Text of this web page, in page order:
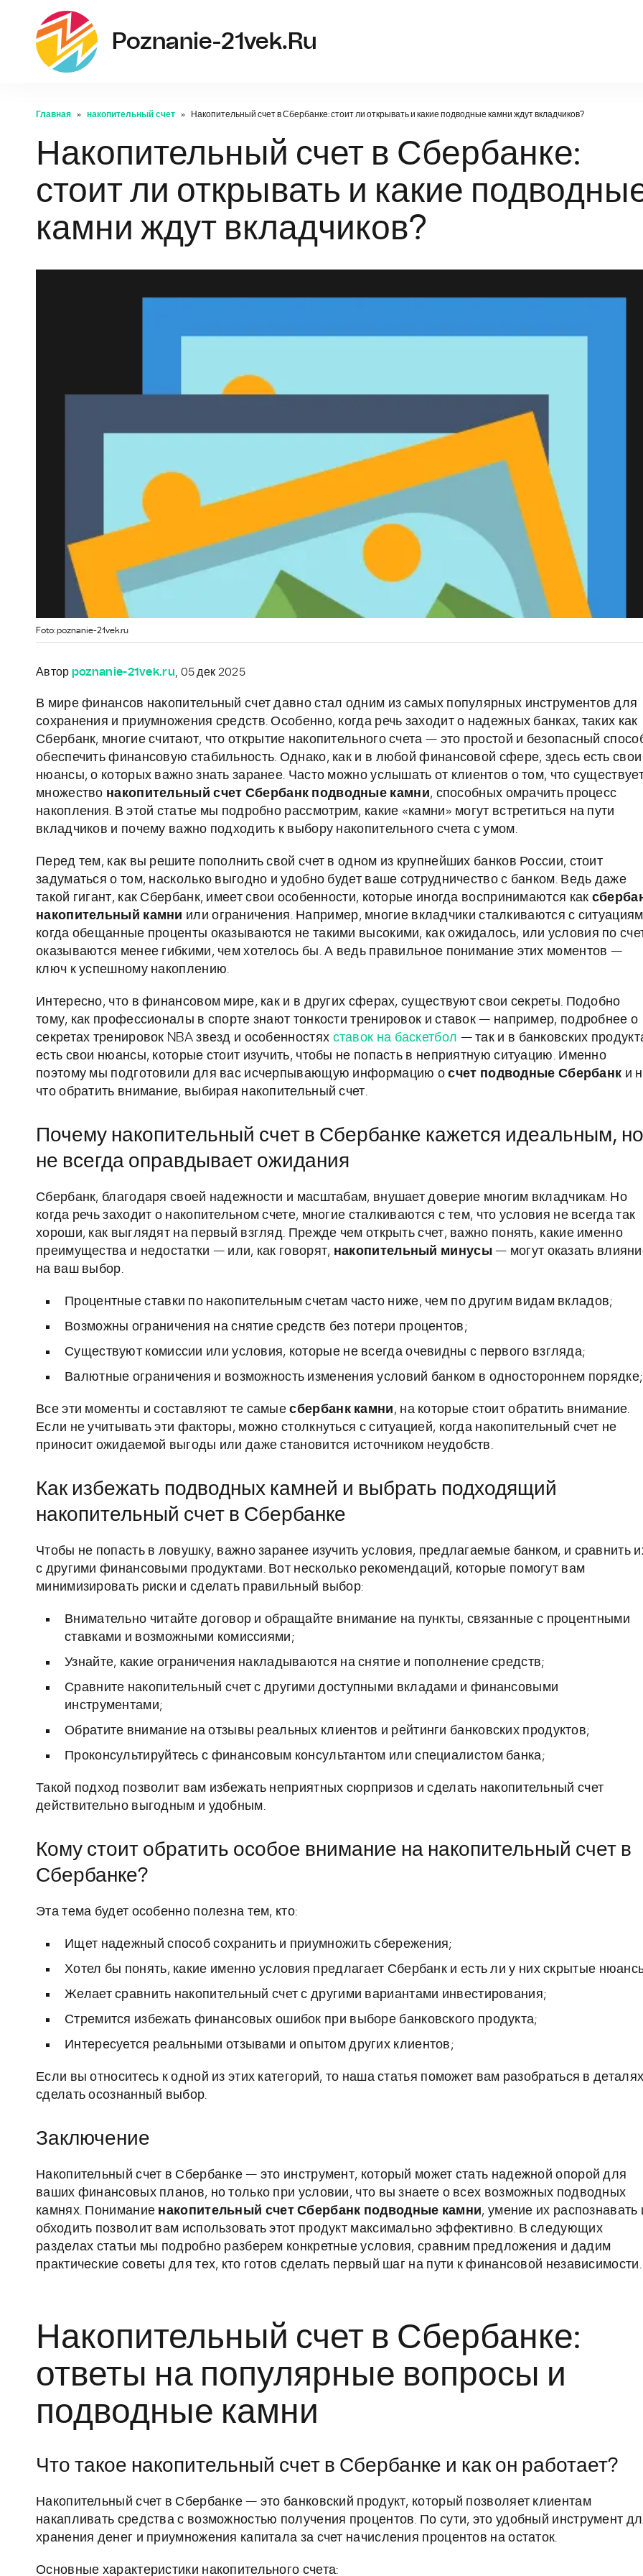
Poznanie-21vek.ru
Главная накопительный счет Накопительный счет в Сбербанке: стоит ли открывать и какие подводные камни ждут вкладчиков?
Накопительный счет в Сбербанке:
стоит ли открывать и какие
камни ждут вкладчиков?
Foto: poznanie-21vek.ru
Автор poznanie-21vek.ru, 05 дек 2025
В мире финансов накопительный счет давно стал одним из самых популярных инструментов для
сохранения и приумножения средств. Особенно, когда речь заходит о надежных банках, таких как
Сбербанк, многие считают, что открытие накопительного счета — это простой и безопасный
обеспечить финансовую стабильность. Однако, как и в любой финансовой сфере, здесь есть свои
нюансы, о которых важно знать заранее. Часто можно услышать от клиентов о том, что
множество накопительный счет Сбербанк подводные камни, способных омрачить процесс
накопления. В этой статье мы подробно рассмотрим, какие «камни» могут встретиться на пути
вкладчиков и почему важно подходить к выбору накопительного счета с умом.
Перед тем, как вы решите пополнить свой счет в одном из крупнейших банков России, стоит
задуматься о том, насколько выгодно и удобно будет ваше сотрудничество с банком. Ведь даже
такой гигант, как Сбербанк, имеет свои особенности, которые иногда воспринимаются как
накопительный камни или ограничения. Например, многие вкладчики сталкиваются с
когда обещанные проценты оказываются не такими высокими, как ожидалось, или условия по
оказываются менее гибкими, чем хотелось бы. А ведь правильное понимание этих моментов —
ключ к успешному накоплению.
Интересно, что в финансовом мире, как и в других сферах, существуют свои секреты. Подобно
тому, как профессионалы в спорте знают тонкости тренировок и ставок — например, подробнее о
секретах тренировок NBA звезд и особенностях ставок на баскетбол — так и в банковских
есть свои нюансы, которые стоит изучить, чтобы не попасть в неприятную ситуацию. Именно
поэтому мы подготовили для вас исчерпывающую информацию осчет подводные Сбербанк и
что обратить внимание, выбирая накопительный счет.
Почему накопительный счет в Сбербанке кажется идеальным, но
не всегда оправдывает ожидания
Сбербанк, благодаря своей надежности и масштабам, внушает доверие многим вкладчикам. Но
когда речь заходит о накопительном счете, многие сталкиваются с тем, что условия не всегда так
хороши, как выглядят на первый взгляд. Прежде чем открыть счет, важно понять, какие именно
преимущества и недостатки — или, как говорят, накопительный минусы— могут оказать
на ваш выбор.
Процентные ставки по накопительным счетам часто ниже, чем по другим видам вкладов;
Возможны ограничения на снятие средств без потери процентов;
Существуют комиссии или условия, которые не всегда очевидны с первого взгляда;
Валютные ограничения и возможность изменения условий банком в одностороннем порядке;
Все эти моменты и составляют те самыесбербанк камни, на которые стоит обратить внимание.
Если не учитывать эти факторы, можно столкнуться с ситуацией, когда накопительный счет не
приносит ожидаемой выгоды или даже становится источником неудобств.
Как избежать подводных камней и выбрать подходящий
накопительный счет в Сбербанке
Чтобы не попасть в ловушку, важно заранее изучить условия, предлагаемые банком, и сравнить
с другими финансовыми продуктами. Вот несколько рекомендаций, которые помогут вам
минимизировать риски и сделать правильный выбор:
Внимательно читайте договор и обращайте внимание на пункты, связанные с процентными
ставками и возможными комиссиями;
Узнайте, какие ограничения накладываются на снятие и пополнение средств;
Сравните накопительный счет с другими доступными вкладами и финансовыми
инструментами;
Обратите внимание на отзывы реальных клиентов и рейтинги банковских продуктов;
Проконсультируйтесь с финансовым консультантом или специалистом банка;
Такой подход позволит вам избежать неприятных сюрпризов и сделать накопительный счет
действительно выгодным и удобным.
Кому стоит обратить особое внимание на накопительный счет в
Сбербанке?
Эта тема будет особенно полезна тем, кто:
Ищет надежный способ сохранить и приумножить сбережения;
Хотел бы понять, какие именно условия предлагает Сбербанк и есть ли у них скрытые
Желает сравнить накопительный счет с другими вариантами инвестирования;
Стремится избежать финансовых ошибок при выборе банковского продукта;
Интересуется реальными отзывами и опытом других клиентов;
Если вы относитесь к одной из этих категорий, то наша статья поможет вам разобраться в
сделать осознанный выбор.
Заключение
Накопительный счет в Сбербанке — это инструмент, который может стать надежной опорой для
ваших финансовых планов, но только при условии, что вы знаете о всех возможных подводных
камнях. Понимание накопительный счет Сбербанк подводные камни, умение их распознавать
обходить позволит вам использовать этот продукт максимально эффективно. В следующих
разделах статьи мы подробно разберем конкретные условия, сравним предложения и дадим
практические советы для тех, кто готов сделать первый шаг на пути к финансовой независимости.
Накопительный счет в Сбербанке:
ответы на популярные вопросы и
подводные камни
Что такое накопительный счет в Сбербанке и как он работает?
Накопительный счет в Сбербанке — это банковский продукт, который позволяет клиентам
накапливать средства с возможностью получения процентов. По сути, это удобный инструмент
хранения денег и приумножения капитала за счет начисления процентов на остаток.
Основные характеристики накопительного счета: